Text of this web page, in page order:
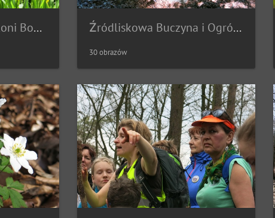
Wiosna w stadninie koni Bobolin (28.05.2017) Źródliskowa Buczyna i Ogród dendrologiczny w Glinnej (21.05.2017)
30 obrazów